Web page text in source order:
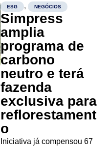
inovação, sustentabilidade e
economia real O
agronegócio brasileiro
começa a atrair um novo
perfil de investidor: mais
jovem, digitalizado e
interessado...
ESG , NEGÓCIOS
Simpress
amplia
programa de
carbono
neutro e terá
fazenda
exclusiva para
reflorestament
o
Iniciativa já compensou 67